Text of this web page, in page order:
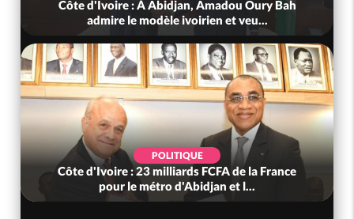
Côte d'Ivoire : À Abidjan, Amadou Oury Bah
admire le modèle ivoirien et veu...
POLITIQUE
Côte d'Ivoire : 23 milliards FCFA de la France
pour le métro d'Abidjan et l...